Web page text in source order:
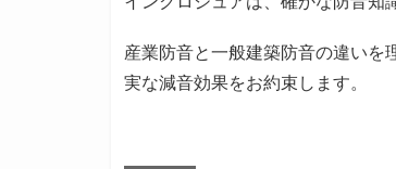
産業防音と一般建築防音の違いを
実な減音効果をお約束します。